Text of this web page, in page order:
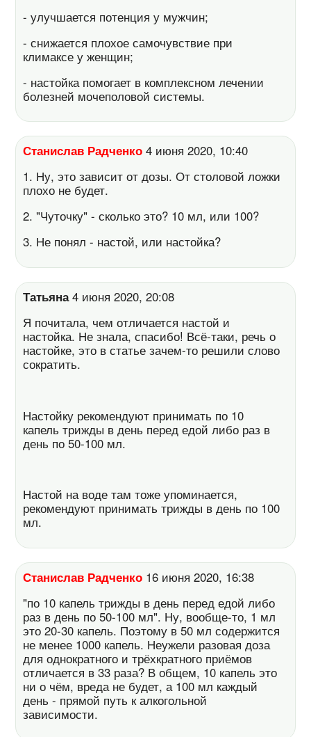
- улучшается потенция у мужчин;
- снижается плохое самочувствие при
климаксе у женщин;
- настойка помогает в комплексном лечении
болезней мочеполовой системы.
Станислав Радченко 4 июня 2020, 10:40
1. Ну, это зависит от дозы. От столовой ложки
плохо не будет.
2. "Чуточку" - сколько это? 10 мл, или 100?
3. Не понял - настой, или настойка?
Татьяна4 июня 2020, 20:08
Я почитала, чем отличается настой и
настойка. Не знала, спасибо! Всё-таки, речь о
настойке, это в статье зачем-то решили слово
сократить.
Настойку рекомендуют принимать по 10
капель трижды в день перед едой либо раз в
день по 50-100 мл.
Настой на воде там тоже упоминается,
рекомендуют принимать трижды в день по 100
мл.
Станислав Радченко 16 июня 2020, 16:38
"по 10 капель трижды в день перед едой либо
раз в день по 50-100 мл". Ну, вообще-то, 1 мл
это 20-30 капель. Поэтому в 50 мл содержится
не менее 1000 капель. Неужели разовая доза
для однократного и трёхкратного приёмов
отличается в 33 раза? В общем, 10 капель это
ни о чём, вреда не будет, а 100 мл каждый
день - прямой путь к алкогольной
зависимости.